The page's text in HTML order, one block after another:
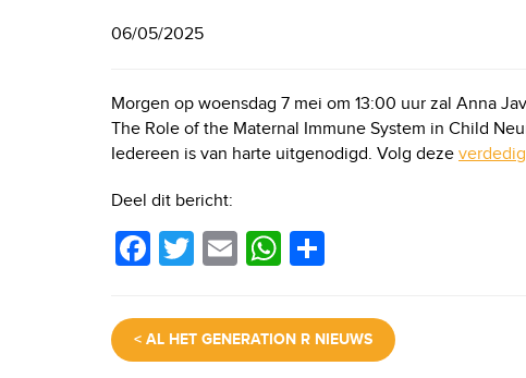
06/05/2025
Morgen op woensdag 7 mei om 13:00 uur zal Anna
The Role of the Maternal Immune System in Child
Iedereen is van harte uitgenodigd. Volg deze
Deel dit bericht:
F
c
e
T
tt
er
E
ail
W
at
s
e
n
< AL HET GENERATION R NIEUWS